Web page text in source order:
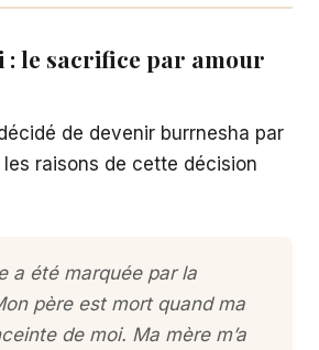
: le sacrifice par amour
de devenir burrnesha par
raisons de cette décision
a été marquée par la
père est mort quand ma
de moi. Ma mère m’a